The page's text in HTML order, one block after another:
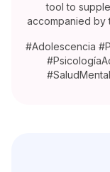
tool to
accompanied by
#Adolescencia